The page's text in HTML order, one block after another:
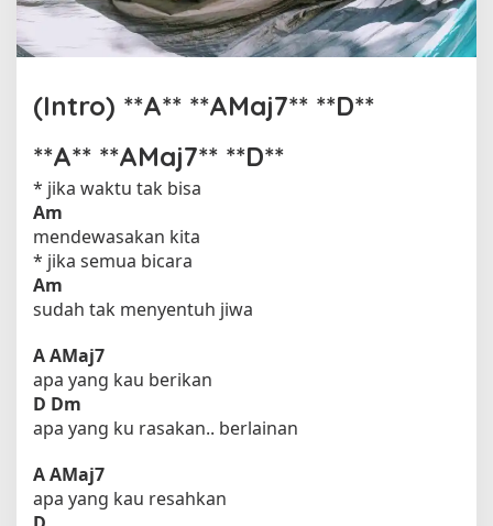
f
(Intro) **A** **AMaj7** **D**
**A** **AMaj7** **D**
* jika waktu tak bisa
Am
mendewasakan kita
* jika semua bicara
Am
sudah tak menyentuh jiwa
AAMaj7
apa yang kau berikan
D Dm
apa yang ku rasakan.. berlainan
AAMaj7
apa yang kau resahkan